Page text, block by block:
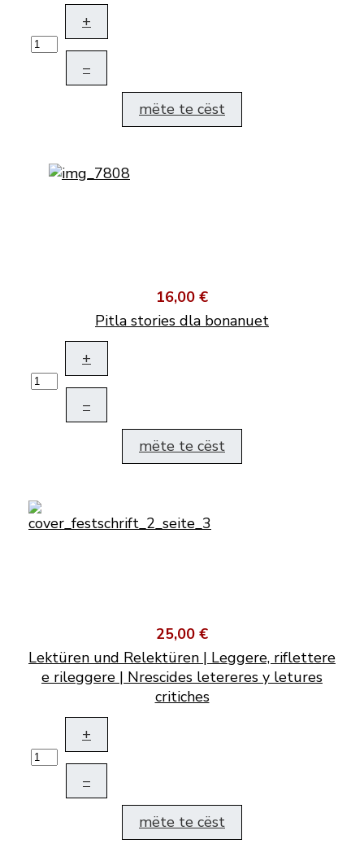
+
–
mëte te cëst
16,00 €
Pitla stories dla bonanuet
+
–
mëte te cëst
25,00 €
Lektüren und Relektüren | Leggere, riflettere
e rileggere | Nrescides letereres y letures
critiches
+
–
mëte te cëst